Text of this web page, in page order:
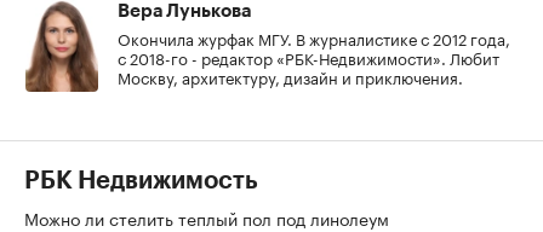
Вера Лунькова
Окончила журфак МГУ. В журналистике с 2012 года,
с 2018-го - редактор «РБК-Недвижимости». Любит
Москву, архитектуру, дизайн и приключения.
РБК Недвижимость
Можно ли стелить теплый пол под линолеум